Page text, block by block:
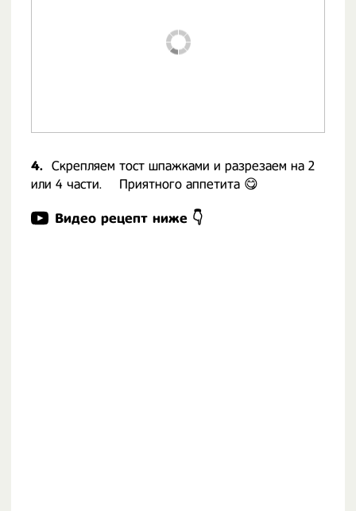
4. Скрепляем тост шпажками и разрезаем на 2
или 4 части. ⠀ Приятного аппетита 😋
Видео рецепт ниже 👇